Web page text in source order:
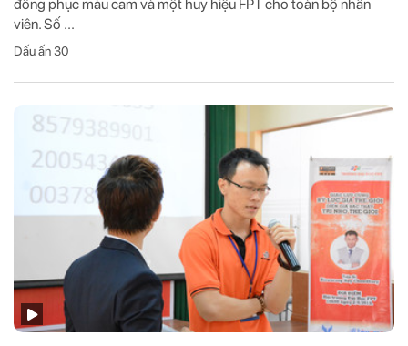
đồng phục màu cam và một huy hiệu FPT cho toàn bộ nhân
viên. Số ...
Dấu ấn 30